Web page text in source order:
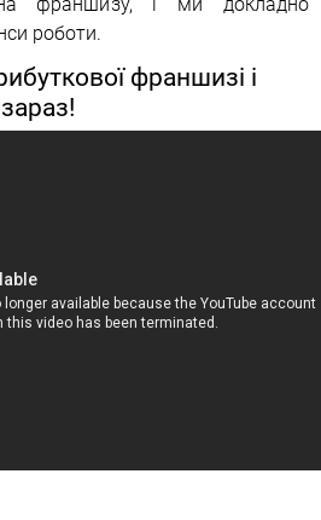
роботи.
франшизі і